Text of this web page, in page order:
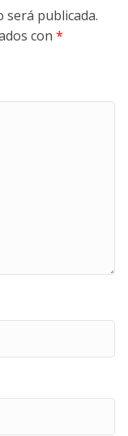
será publicada.
con *